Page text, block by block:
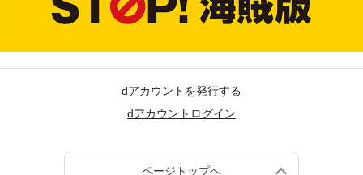
dアカウントを発行する
dアカウントログイン
ページトップへ